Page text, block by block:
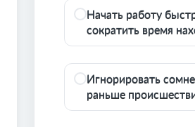
Начать работу
сократить время
Игнорировать
раньше